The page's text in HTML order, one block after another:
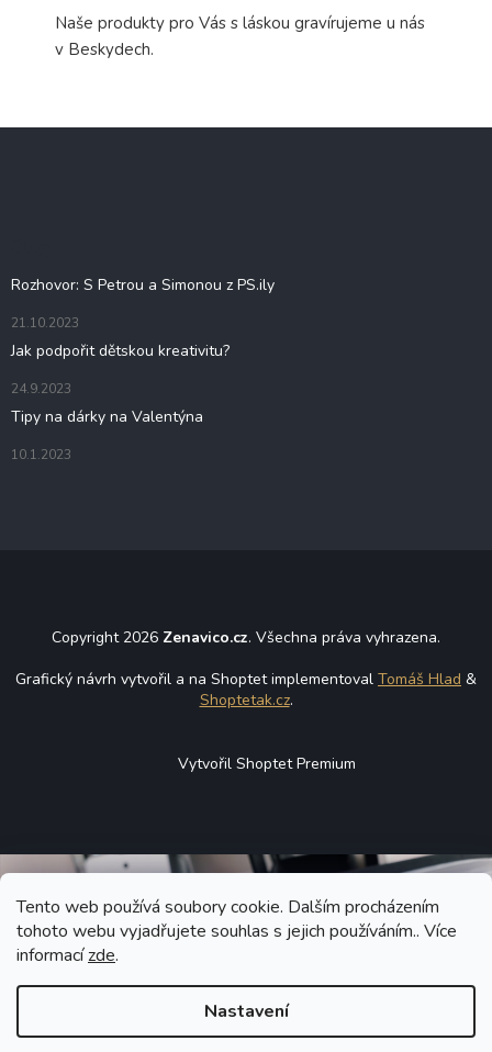
Tento web používá soubory cookie. Dalším procházením
tohoto webu vyjadřujete souhlas s jejich používáním.. Více
informacízde.
Nastavení
Naše produkty pro Vás s láskou gravírujeme u nás
v Beskydech.
Rozhovor: S Petrou a Simonou z PS.ily
21.10.2023
Jak podpořit dětskou kreativitu?
24.9.2023
Tipy na dárky na Valentýna
10.1.2023
Copyright 2026 Zenavico.cz. Všechna práva vyhrazena.
Grafický návrh vytvořil a na Shoptet implementoval Tomáš Hlad &
Shoptetak.cz.
Vytvořil Shoptet Premium